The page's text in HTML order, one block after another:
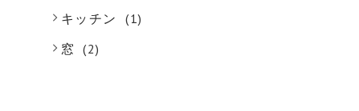
キッチン
(1)
窓 (2)